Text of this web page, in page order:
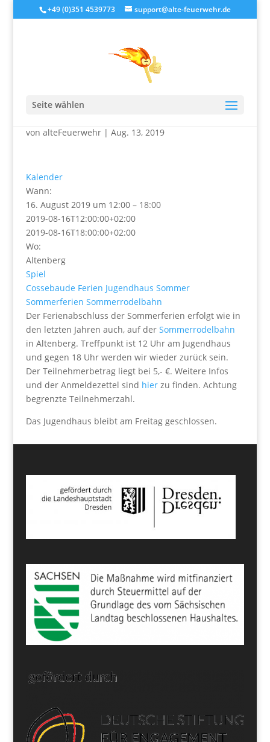
+49 (0)351 4539773 support@alte-feuerwehr.de
Seite wählen
Sommerrodelbahn
von alteFeuerwehr| Aug. 13, 2019
Kalender
Wann:
16. August 2019 um 12:00 – 18:00
2019-08-16T12:00:00+02:00
2019-08-16T18:00:00+02:00
Wo:
Altenberg
Spiel
Cossebaude Ferien Jugendhaus Sommer
Sommerferien Sommerrodelbahn
Der Ferienabschluss der Sommerferien erfolgt wie in
den letzten Jahren auch, auf der Sommerrodelbahn
in Altenberg. Treffpunkt ist 12 Uhr am Jugendhaus
und gegen 18 Uhr werden wir wieder zurück sein.
Der Teilnehmerbetrag liegt bei 5,- €. Weitere Infos
und der Anmeldezettel sind hier zu finden. Achtung
begrenzte Teilnehmerzahl.
Das Jugendhaus bleibt am Freitag geschlossen.